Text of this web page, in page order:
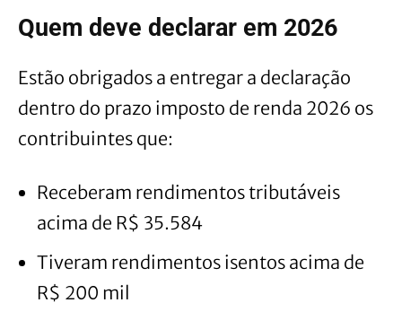
Quem deve declarar em 2026
Estão obrigados a entregar a declaração
dentro do prazo imposto de renda 2026 os
contribuintes que:
Receberam rendimentos tributáveis
acima de R$ 35.584
Tiveram rendimentos isentos acima de
R$ 200 mil